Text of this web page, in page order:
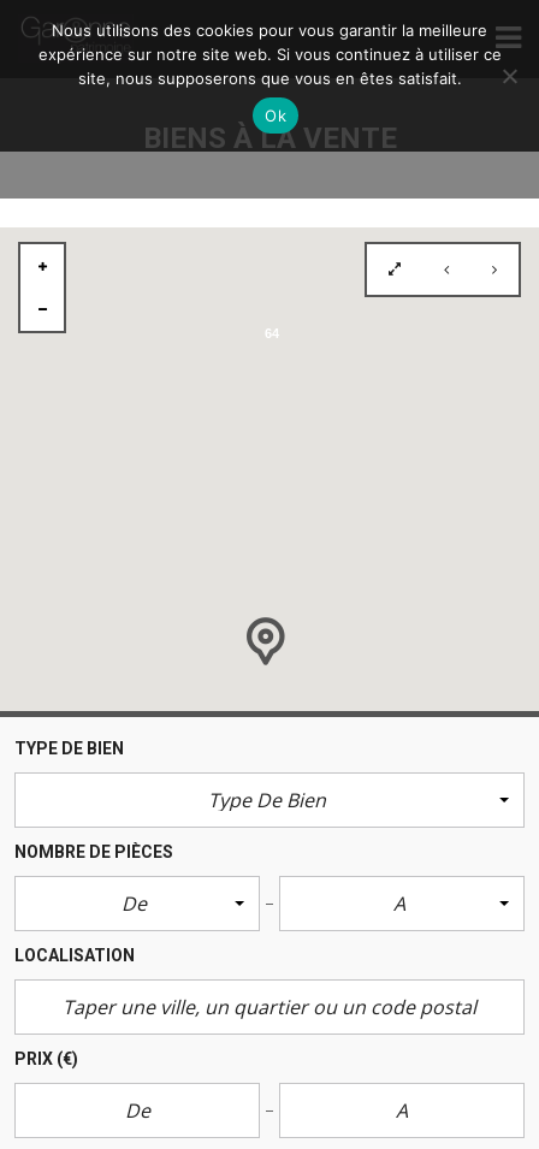
BIENS À LA VENTE
64
TYPE DE BIEN
Type De Bien
NOMBRE DE PIÈCES
De A
LOCALISATION
PRIX (€)
Nous utilisons des cookies pour vous garantir la meilleure
expérience sur notre site web. Si vous continuez à utiliser ce
site, nous supposerons que vous en êtes satisfait.
Ok